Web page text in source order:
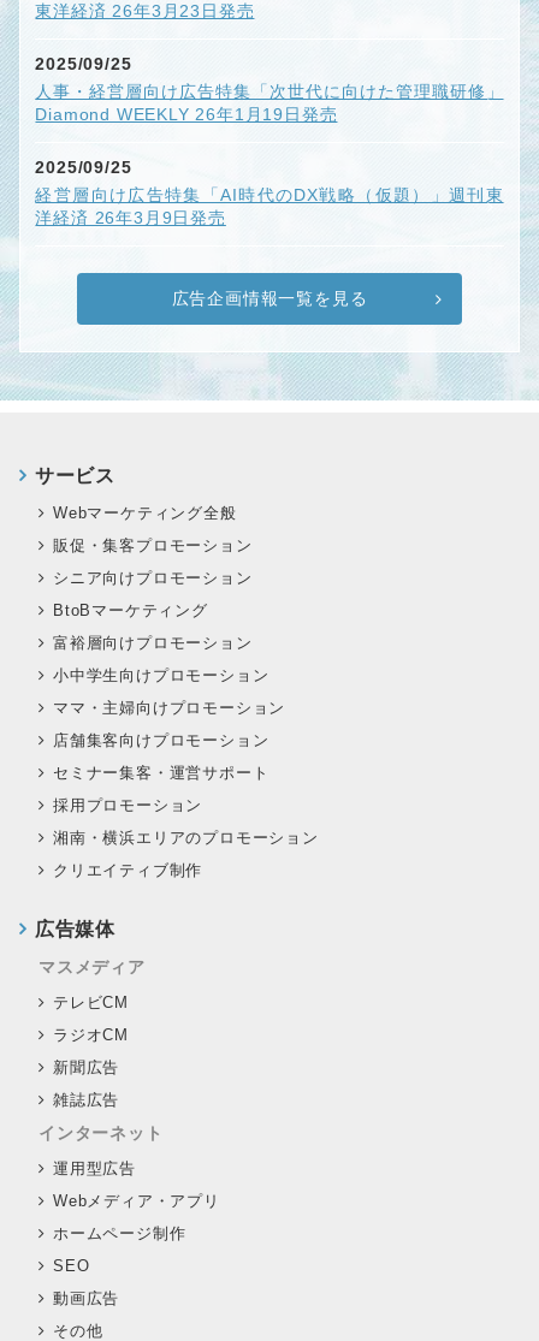
東洋経済 26年3月23日発売
2025/09/25
人事・経営層向け広告特集「次世代に向けた管理職研修」
Diamond WEEKLY 26年1月19日発売
2025/09/25
経営層向け広告特集「AI時代のDX戦略（仮題）」週刊東
洋経済 26年3月9日発売
広告企画情報一覧を見る
サービス
Webマーケティング全般
販促・集客プロモーション
シニア向けプロモーション
BtoBマーケティング
富裕層向けプロモーション
小中学生向けプロモーション
ママ・主婦向けプロモーション
店舗集客向けプロモーション
セミナー集客・運営サポート
採用プロモーション
湘南・横浜エリアのプロモーション
クリエイティブ制作
広告媒体
マスメディア
テレビCM
ラジオCM
新聞広告
雑誌広告
インターネット
運用型広告
Webメディア・アプリ
ホームページ制作
SEO
動画広告
その他